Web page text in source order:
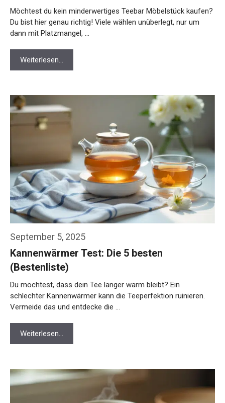
Möchtest du kein minderwertiges Teebar Möbelstück kaufen?
Du bist hier genau richtig! Viele wählen unüberlegt, nur um
dann mit Platzmangel, …
Weiterlesen…
September 5, 2025
Kannenwärmer Test: Die 5 besten
(Bestenliste)
Du möchtest, dass dein Tee länger warm bleibt? Ein
schlechter Kannenwärmer kann die Teeperfektion ruinieren.
Vermeide das und entdecke die …
Weiterlesen…